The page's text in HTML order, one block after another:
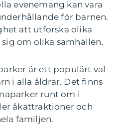
evenemang kan vara
för barnen.
att utforska olika
om olika samhällen.
är ett populärt val
i alla åldrar. Det finns
runt om i
åkattraktioner och
familjen.